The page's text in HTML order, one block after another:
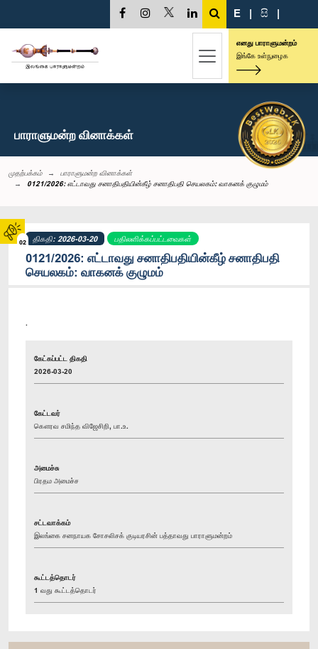
02
E | සි |
எனது பாராளுமன்றம்
இங்கே உள்நுழைக
பாராளுமன்ற வினாக்கள்
முதற்பக்கம்
பாராளுமன்ற வினாக்கள்
0121/2026: எட்டாவது சனாதிபதியின்கீழ் சனாதிபதி செயலகம்: வாகனக் குழுமம்
திகதி: 2026-03-20 பதிலளிக்கப்பட்டவைகள்
0121/2026: எட்டாவது சனாதிபதியின்கீழ் சனாதிபதி
செயலகம்: வாகனக் குழுமம்
.
கேட்கப்பட்ட திகதி
2026-03-20
கேட்டவர்
கௌரவ சமிந்த விஜேசிறி, பா.உ.
அமைச்சு
பிரதம அமைச்ச
சட்டவாக்கம்
இலங்கை சனநாயக சோசலிசக் குடியரசின் பத்தாவது பாராளுமன்றம்
கூட்டத்தொடர்
1 வது கூட்டத்தொடர்